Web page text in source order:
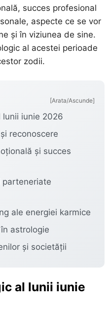
succes profesional
aspecte ce se vor
și în viziunea de sine.
al acestei perioade
zodii.
[Arata/Ascunde]
lunii iunie 2026
reconoscere
și succes
parteneriate
ale energiei karmice
astrologie
și societății
al lunii iunie